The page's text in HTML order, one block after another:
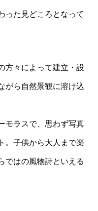
った見どころとなって
方々によって建立・設
がら自然景観に溶け込
モラスで、思わず写真
。子供から大人まで楽
ではの風物詩といえる